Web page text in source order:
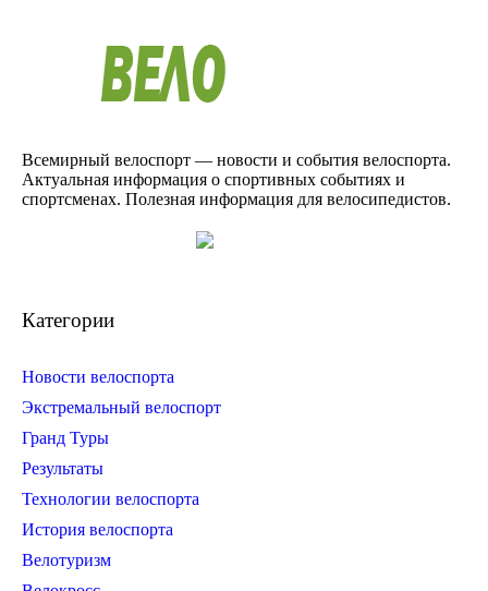
Всемирный велоспорт — новости и события велоспорта.
Актуальная информация о спортивных событиях и
спортсменах. Полезная информация для велосипедистов.
Категории
Новости велоспорта
Экстремальный велоспорт
Гранд Туры
Результаты
Технологии велоспорта
История велоспорта
Велотуризм